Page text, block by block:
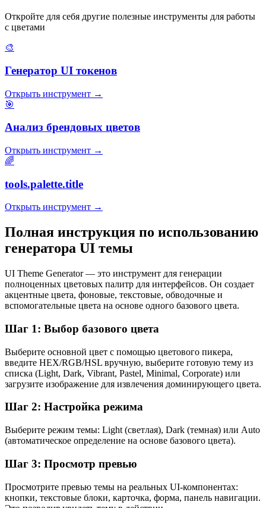
Откройте для себя другие полезные инструменты для работы
с цветами
🎨
Генератор UI токенов
Открыть инструмент →
🎯
Анализ брендовых цветов
Открыть инструмент →
🌈
tools.palette.title
Открыть инструмент →
Полная инструкция по использованию
генератора UI темы
UI Theme Generator — это инструмент для генерации
полноценных цветовых палитр для интерфейсов. Он создает
акцентные цвета, фоновые, текстовые, обводочные и
вспомогательные цвета на основе одного базового цвета.
Шаг 1: Выбор базового цвета
Выберите основной цвет с помощью цветового пикера,
введите HEX/RGB/HSL вручную, выберите готовую тему из
списка (Light, Dark, Vibrant, Pastel, Minimal, Corporate) или
загрузите изображение для извлечения доминирующего цвета.
Шаг 2: Настройка режима
Выберите режим темы: Light (светлая), Dark (темная) или Auto
(автоматическое определение на основе базового цвета).
Шаг 3: Просмотр превью
Просмотрите превью темы на реальных UI-компонентах:
кнопки, текстовые блоки, карточка, форма, панель навигации.